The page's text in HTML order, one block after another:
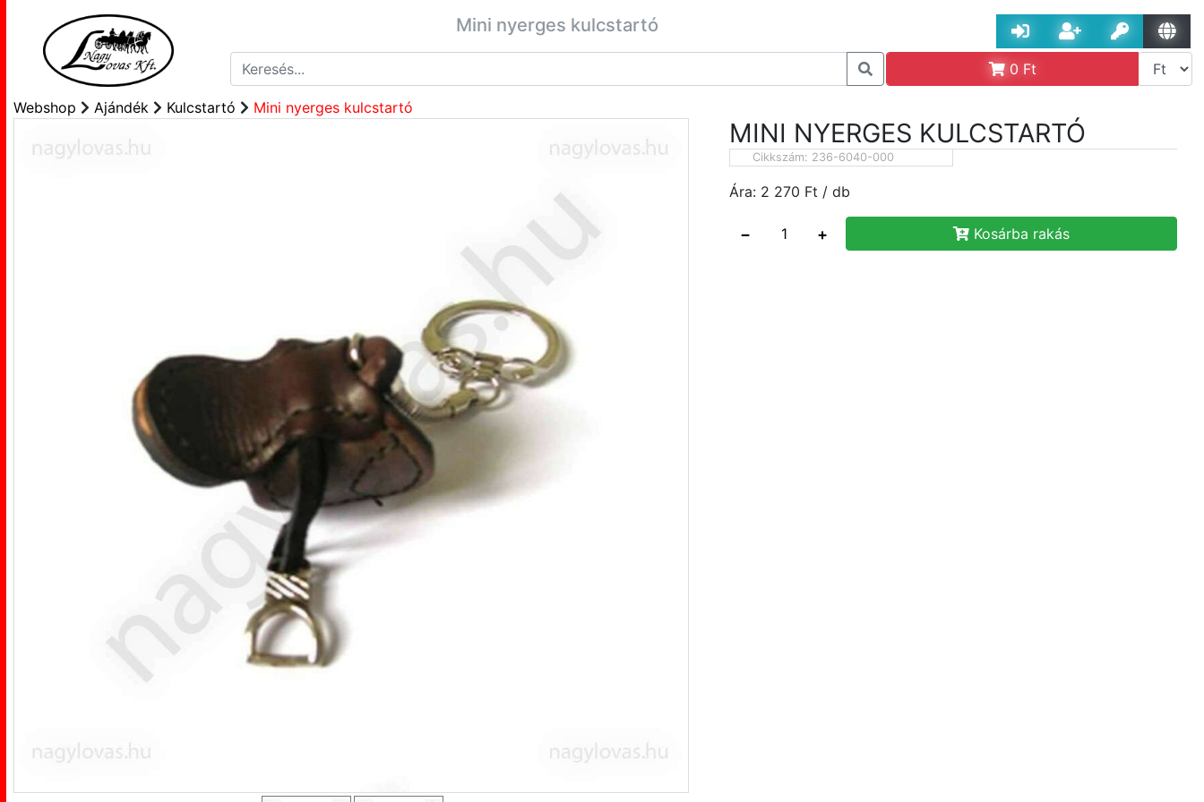
Mini nyerges kulcstartó
0 Ft
Webshop Ajándék Kulcstartó Mini nyerges kulcstartó
MINI NYERGES KULCSTARTÓ
Cikkszám: 236-6040-000
Ára: 2 270 Ft / db
− + Kosárba rakás